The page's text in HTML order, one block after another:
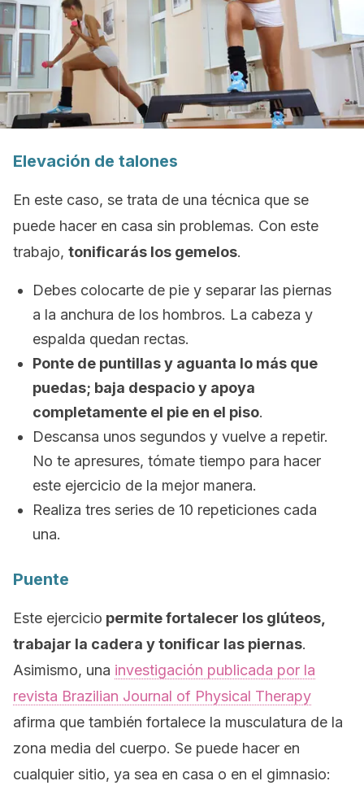
Elevación de talones
En este caso, se trata de una técnica que se
puede hacer en casa sin problemas. Con este
trabajo, tonificarás los gemelos.
Debes colocarte de pie y separar las piernas
a la anchura de los hombros. La cabeza y
espalda quedan rectas.
Ponte de puntillas y aguanta lo más que
puedas; baja despacio y apoya
completamente el pie en el piso.
Descansa unos segundos y vuelve a repetir.
No te apresures, tómate tiempo para hacer
este ejercicio de la mejor manera.
Realiza tres series de 10 repeticiones cada
una.
Puente
Este ejercicio permite fortalecer los glúteos,
trabajar la cadera y tonificar las piernas.
Asimismo, una investigación publicada por la
revista Brazilian Journal of Physical Therapy
afirma que también fortalece la musculatura de la
zona media del cuerpo. Se puede hacer en
cualquier sitio, ya sea en casa o en el gimnasio: